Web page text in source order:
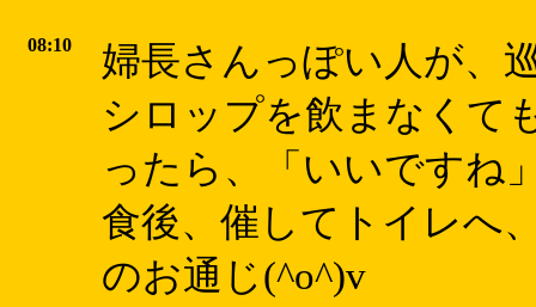
08:10
婦長さんっぽい人が、
シロップを飲まなくて
ったら、「いいですね
食後、催してトイレへ
のお通じ(^o^)v